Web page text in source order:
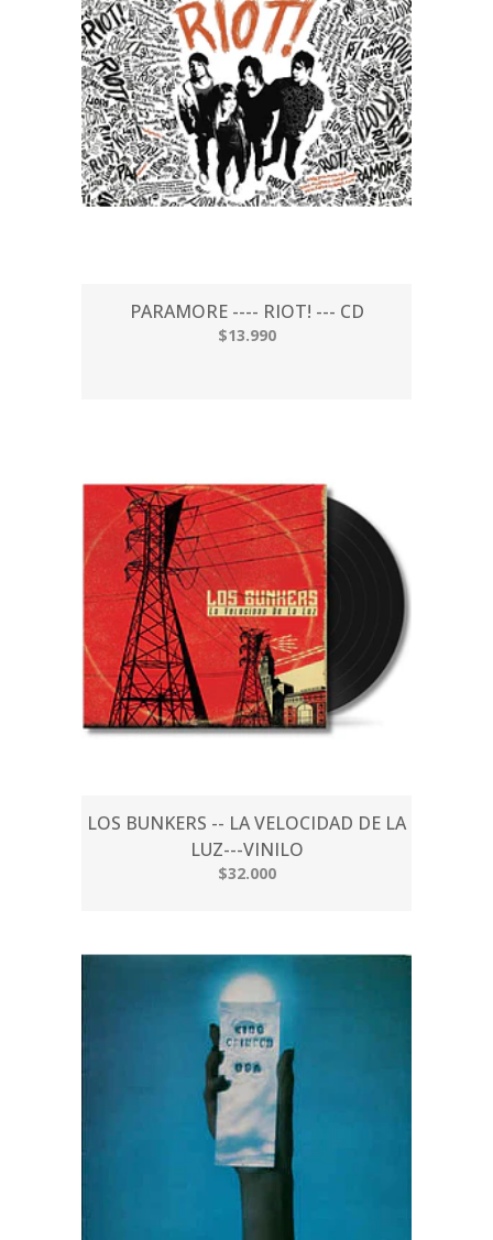
PARAMORE ---- RIOT! --- CD
$13.990
LOS BUNKERS -- LA VELOCIDAD DE LA
LUZ---VINILO
$32.000